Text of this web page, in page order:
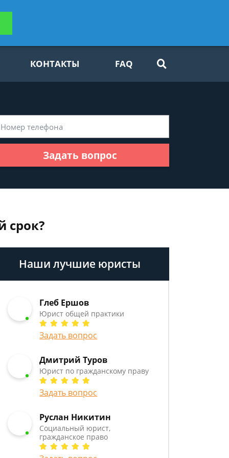
КОНТАКТЫ FAQ
Задать вопрос
срок?
Наши лучшие юристы
Глеб Ершов
Юрист общей практики
Задать вопрос
Дмитрий Туров
Юрист по гражданскому праву
Задать вопрос
Руслан Никитин
Социальный юрист,
гражданское право